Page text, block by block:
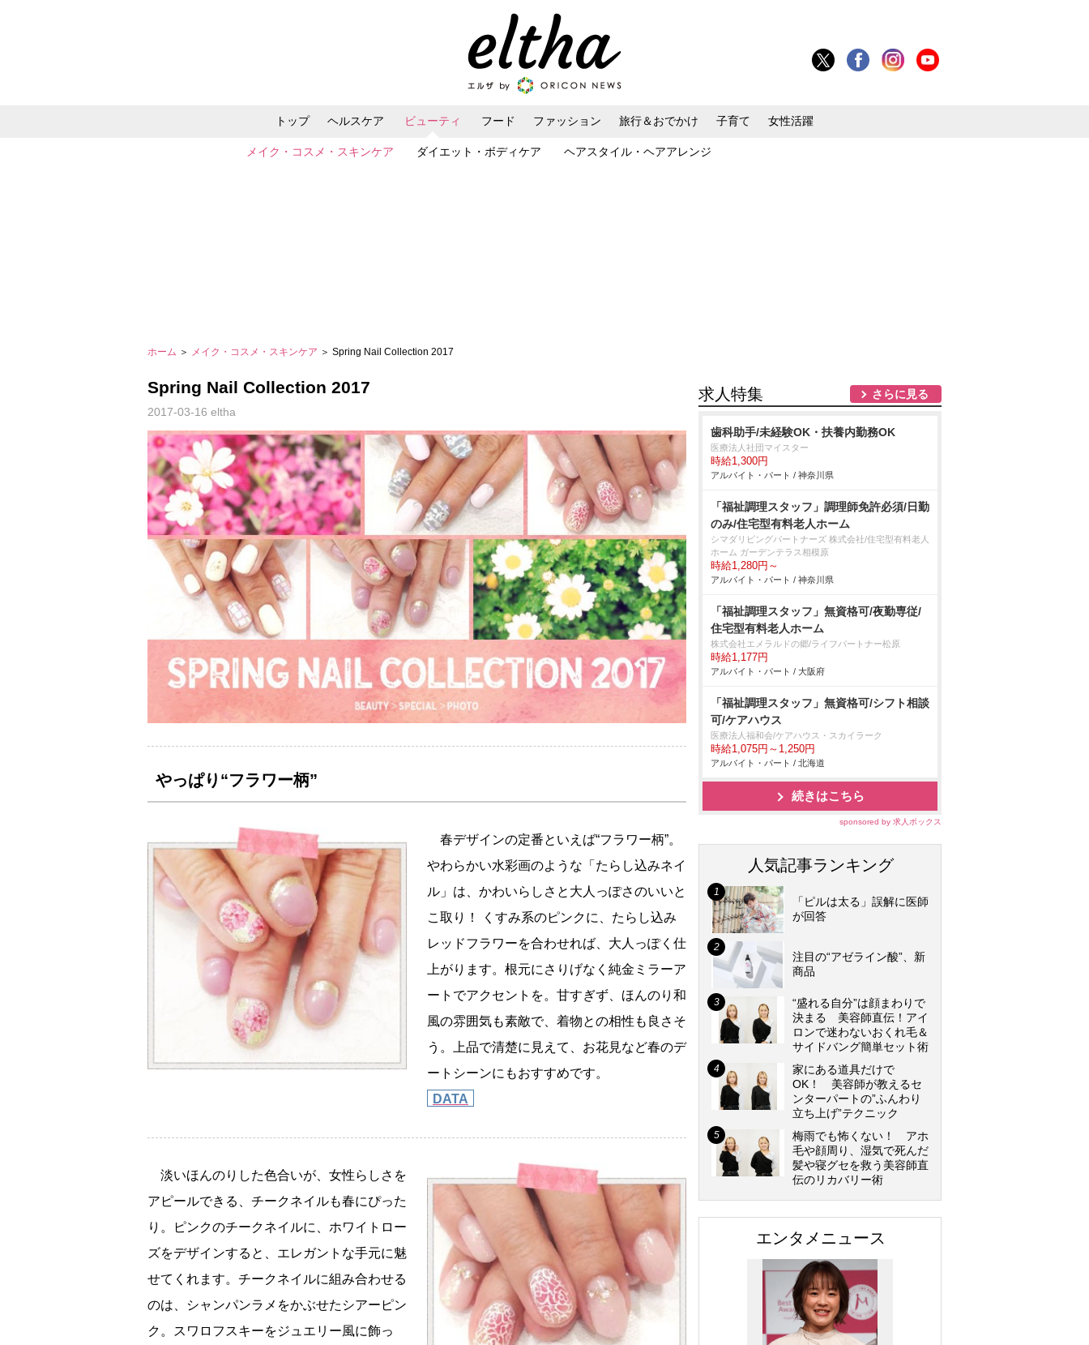
トップ ヘルスケア ビューティ
メイク・コスメ・スキンケア ダイエット・ボディケア ヘアスタイル・ヘアアレンジ
フード ファッション 旅行＆おでかけ 子育て 女性活躍
ホーム ＞ メイク・コスメ・スキンケア ＞ Spring Nail Collection 2017
Spring Nail Collection 2017
2017-03-16 eltha
っぱり“フラワー柄”
春デザインの定番といえば“フラワー柄”。
わらかい水彩画のような「たらし込みネイ
ル」は、かわいらしさと大人っぽさのいいと
こ取り！ くすみ系のピンクに、たらし込み
レッドフラワーを合わせれば、大人っぽく仕
上がります。根元にさりげなく純金ミラーア
ートでアクセントを。甘すぎず、ほんのり和
風の雰囲気も素敵で、着物との相性も良さそ
う。上品で清楚に見えて、お花見など春のデ
ートシーンにもおすすめです。
DATA
淡いほんのりした色合いが、女性らしさを
アピールできる、チークネイルも春にぴった
り。ピンクのチークネイルに、ホワイトロー
ズをデザインすると、エレガントな手元に魅
せてくれます。チークネイルに組み合わせる
のは、シャンパンラメをかぶせたシアーピン
ク。スワロフスキーをジュエリー風に飾っ
求人特集 さらに見る
歯科助手/未経験OK・扶養内勤務OK
医療法人社団マイスター
時給1,300円
アルバイト・パート / 神奈川県
「福祉調理スタッフ」調理師免許必須/日勤
のみ/住宅型有料老人ホーム
シマダリビングパートナーズ 株式会社/住宅型有料老人
ホーム ガーデンテラス相模原
時給1,280円～
アルバイト・パート / 神奈川県
「福祉調理スタッフ」無資格可/夜勤専従/
住宅型有料老人ホーム
株式会社エメラルドの郷/ライフパートナー松原
時給1,177円
アルバイト・パート / 大阪府
「福祉調理スタッフ」無資格可/シフト相談
可/ケアハウス
医療法人福和会/ケアハウス・スカイラーク
時給1,075円～1,250円
アルバイト・パート / 北海道
続きはこちら
sponsored by 求人ボックス
人気記事ランキング
「ピルは太る」誤解に医師
が回答
注目の“アゼライン酸”、新
商品
“盛れる自分”は顔まわりで
決まる 美容師直伝！アイ
ロンで迷わないおくれ毛＆
サイドバング簡単セット術
家にある道具だけで
OK！ 美容師が教えるセ
ンターパートの”ふんわり
立ち上げ”テクニック
梅雨でも怖くない！ アホ
毛や顔周り、湿気で死んだ
髪や寝グセを救う美容師直
伝のリカバリー術
エンタメニュース